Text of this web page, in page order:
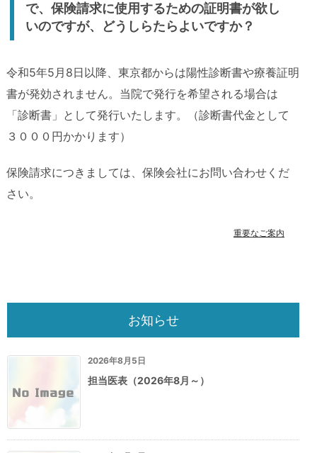
で、保険請求に使用するための証明書が欲し
いのですが、どうしらたらよいですか？
令和5年5月8日以降、東京都からは陽性診断書や療養証明
書が発効されません。当院で発行を希望される場合は
「診断書」として発行いたします。（診断書代金として
３０００円かかります）
保険請求につきましては、保険会社にお問い合わせくだ
さい。
重要なご案内
お知らせ
2026年8月5日
担当医表（2026年8月～）